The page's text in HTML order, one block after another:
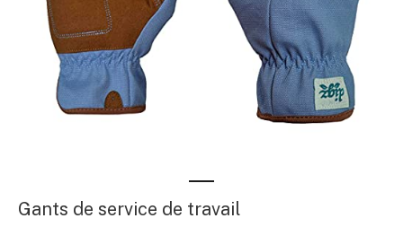
Gants de service de travail